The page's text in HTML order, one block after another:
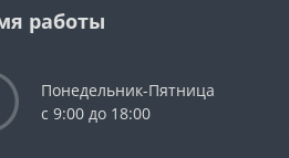
работы
Понедельник-Пятница
с 9:00 до 18:00